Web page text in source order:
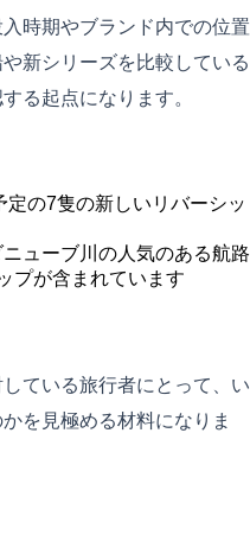
時期やブランド内での位置
新シリーズを比較している
る起点になります。
の7隻の新しいリバーシッ
ューブ川の人気のある航路
プが含まれています
ている旅行者にとって、い
を見極める材料になりま